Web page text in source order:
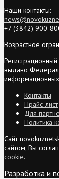
Наши контакты:
+7 (3842) 900-
Возрастное
выдано
информационных
Контакты
Прайс-лист
Для
Политика
Сайт
сайтом, Вы
cookie.
Разработка и